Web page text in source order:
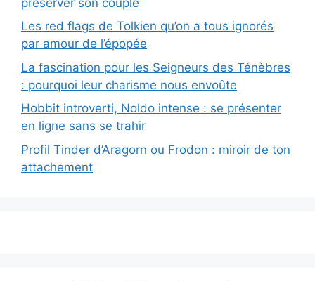
Les red flags de Tolkien qu’on a tous ignorés
par amour de l’épopée
La fascination pour les Seigneurs des Ténèbres
: pourquoi leur charisme nous envoûte
Hobbit introverti, Noldo intense : se présenter
en ligne sans se trahir
Profil Tinder d’Aragorn ou Frodon : miroir de ton
attachement